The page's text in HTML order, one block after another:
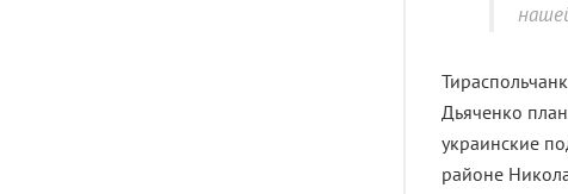
Дьяченко
украинские
районе